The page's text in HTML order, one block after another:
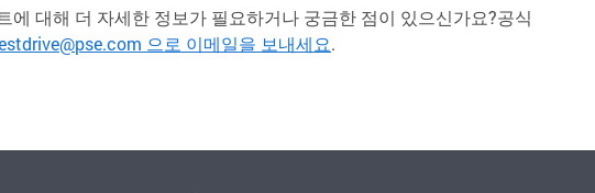
에 대해 더 자세한 정보가 필요하거나 궁금한 점이 있으신가요?공식
으로 이메일을 보내세요.